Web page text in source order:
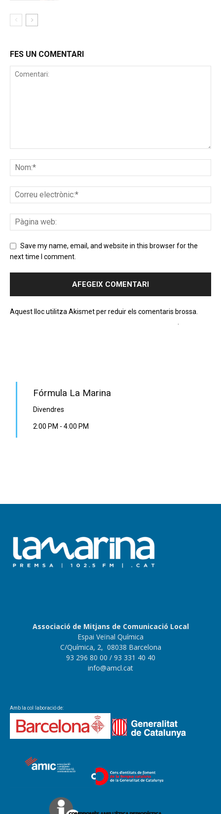
FES UN COMENTARI
Save my name, email, and website in this browser for the
next time I comment.
Aquest lloc utilitza Akismet per reduir els comentaris brossa.
Fórmula La Marina
Divendres
2:00 PM - 4:00 PM
Associació de Mitjans de Comunicació Local
Espai Veïnal Química
C/Química, 2, 08038 Barcelona
93 296 80 00 / 93 331 40 40
info@amcl.cat
Amb la col·laboració de: